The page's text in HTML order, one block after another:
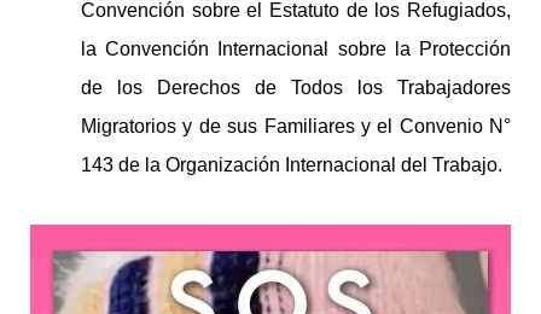
Convención sobre el Estatuto de los Refugiados,
la Convención Internacional sobre la Protección
de los Derechos de Todos los Trabajadores
Migratorios y de sus Familiares y el Convenio N°
143 de la Organización Internacional del Trabajo.